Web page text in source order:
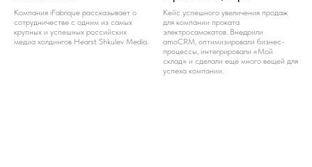
Компания iFabrique рассказывает о
сотрудничестве с одним из самых
крупных и успешных российских
медиа холдингов Hearst Shkulev Media.
Кейс успешного увеличения продаж
для компании проката
электросамокатов. Внедрили
amoCRM, оптимизировали бизнес-
процессы, интегрировали «Мой
склад» и сделали ещё много вещей для
успеха компании.